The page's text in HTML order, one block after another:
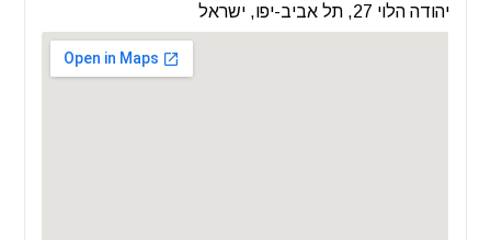
יהודה הלוי 27, תל אביב-יפו, ישראל